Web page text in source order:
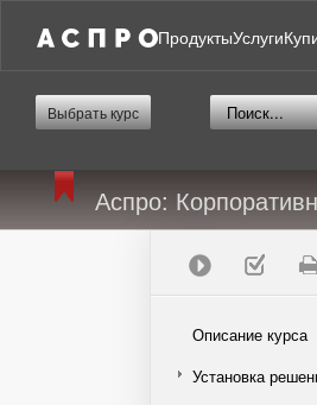
ПродуктыУслуги
Выбрать курс
Аспро:
Описание курса
Установка